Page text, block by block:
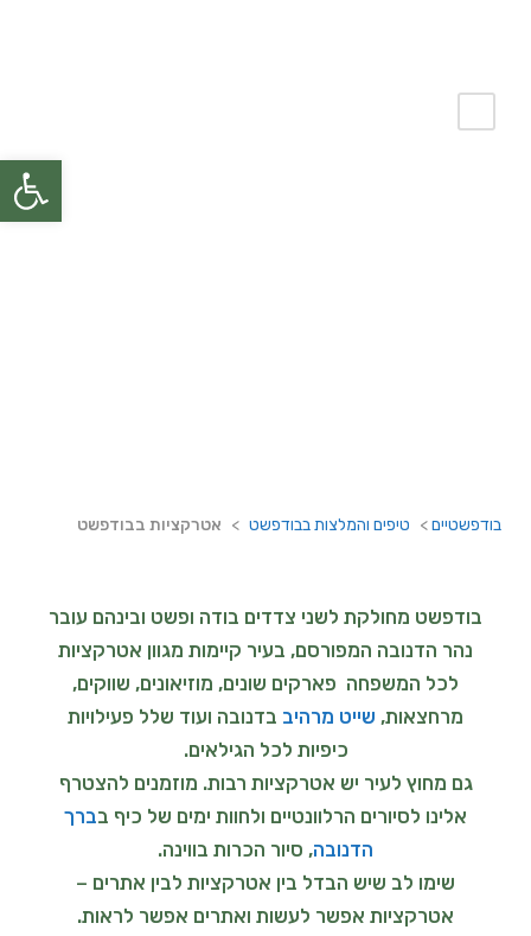
בודפשטיים> טיפים והמלצות בבודפשט > אטרקציות בבודפשט
בודפשט מחולקת לשני צדדים בודה ופשט ובינהם עובר
נהר הדנובה המפורסם, בעיר קיימות מגוון אטרקציות
לכל המשפחה פארקים שונים, מוזיאונים, שווקים,
מרחצאות, שייט מרהיב בדנובה ועוד שלל פעילויות
כיפיות לכל הגילאים.
גם מחוץ לעיר יש אטרקציות רבות. מוזמנים להצטרף
אלינו לסיורים הרלוונטיים ולחוות ימים של כיף בברך
הדנובה, סיור הכרות בווינה.
שימו לב שיש הבדל בין אטרקציות לבין אתרים –
אטרקציות אפשר לעשות ואתרים אפשר לראות.